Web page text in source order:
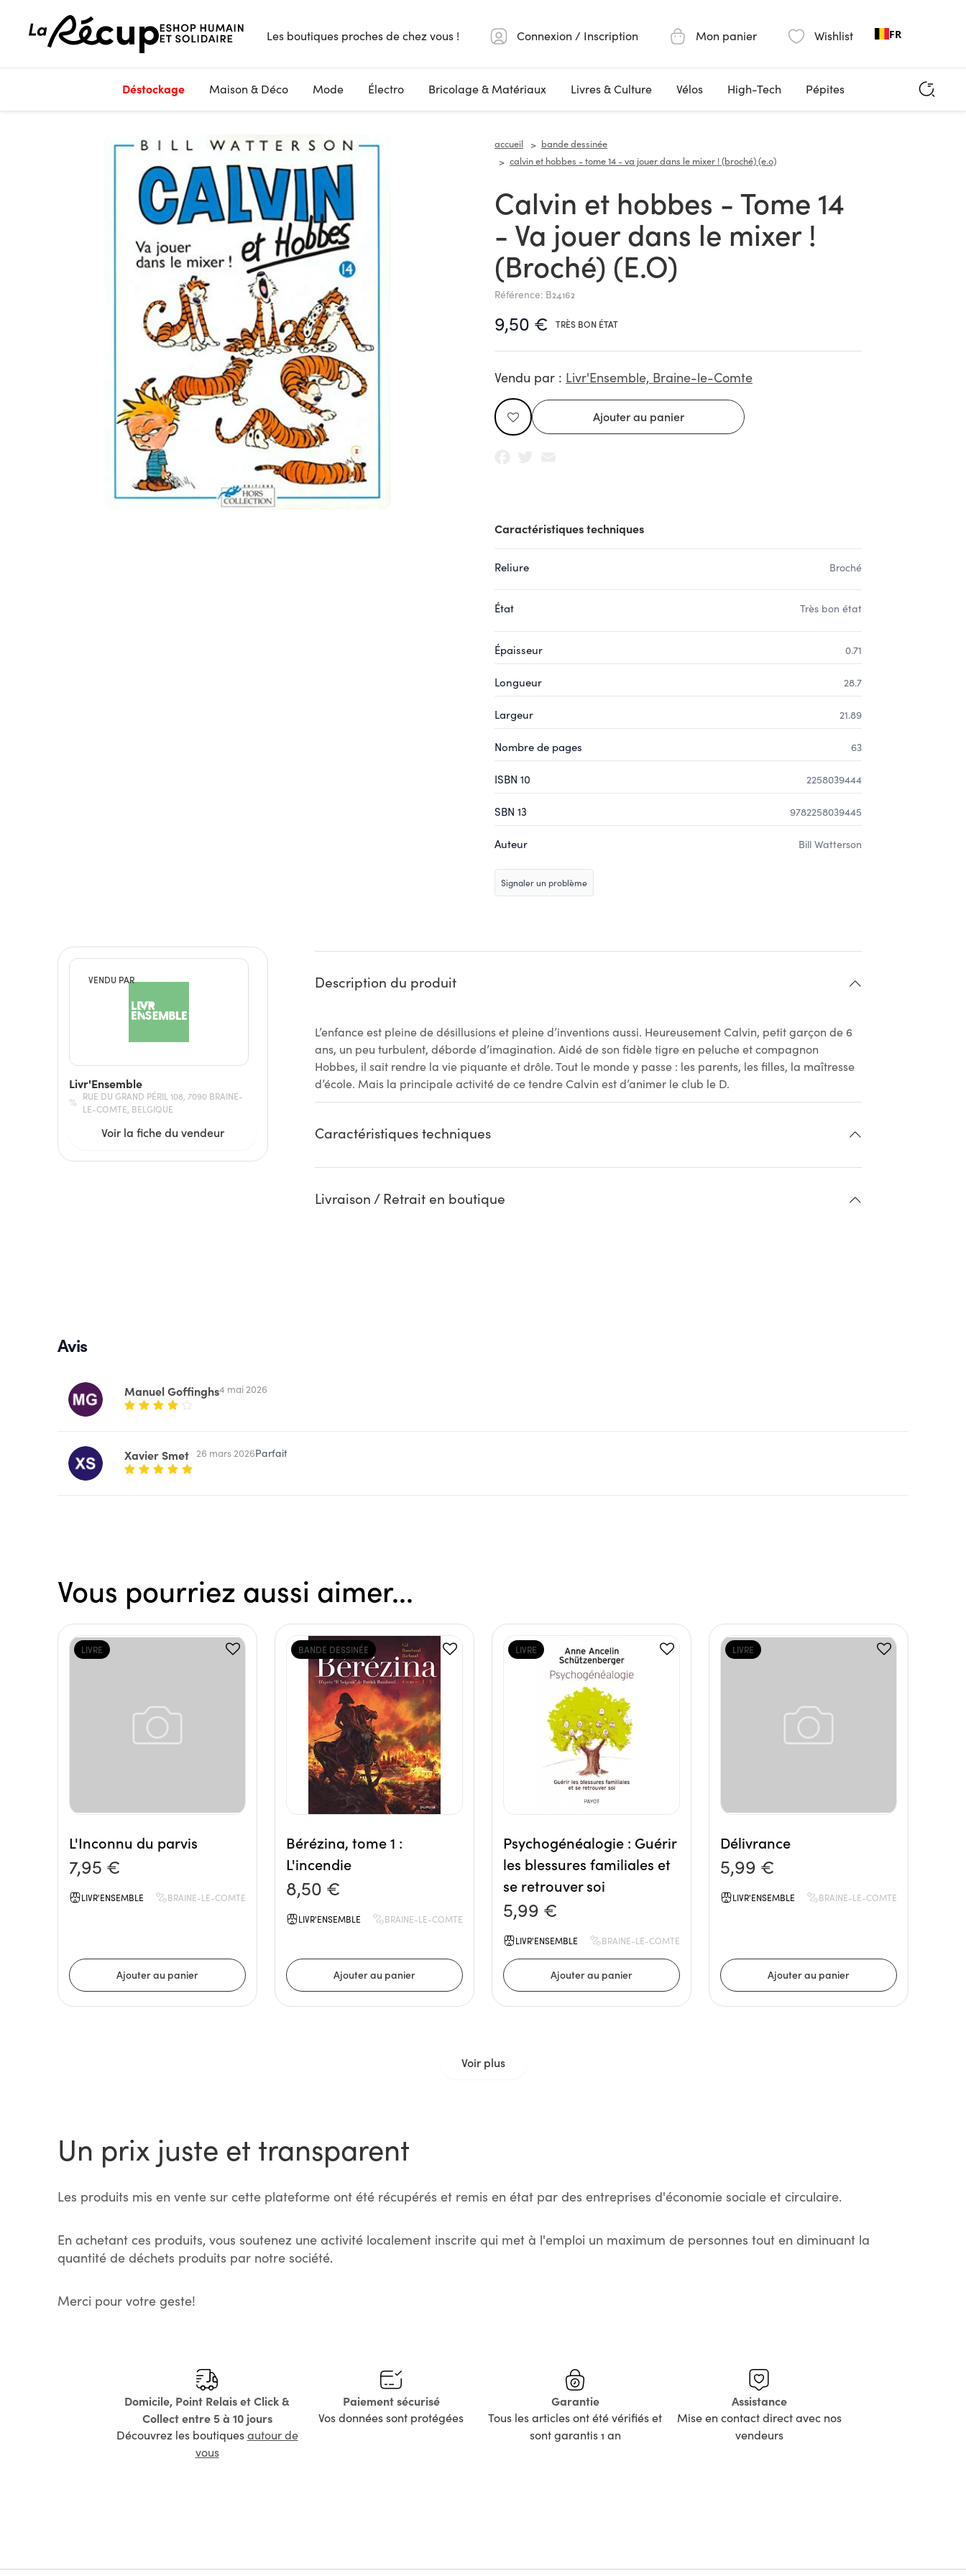
Les boutiques proches de chez vous ! Connexion / Inscription Mon panier Wishlist FR
Déstockage Maison & Déco Mode Électro Bricolage & Matériaux Livres & Culture Vélos High-Tech Pépites
accueil
bande dessinée
calvin et hobbes - tome 14 - va jouer dans le mixer ! (broché) (e.o)
Calvin et hobbes - Tome 14
- Va jouer dans le mixer !
(Broché) (E.O)
Référence: B24162
9,50 € TRÈS BON ÉTAT
Vendu par : Livr'Ensemble, Braine-le-Comte
Caractéristiques techniques
Reliure Broché
État Très bon état
Épaisseur 0.71
Longueur 28.7
Largeur 21.89
Nombre de pages 63
ISBN 10 2258039444
SBN 13 9782258039445
Auteur Bill Watterson
Signaler un problème
VENDU PAR
Livr'Ensemble
RUE DU GRAND PÉRIL 108, 7090 BRAINE-
LE-COMTE, BELGIQUE
Voir la fiche du vendeur
Description du produit
L’enfance est pleine de désillusions et pleine d’inventions aussi. Heureusement Calvin, petit garçon de 6
ans, un peu turbulent, déborde d’imagination. Aidé de son fidèle tigre en peluche et compagnon
Hobbes, il sait rendre la vie piquante et drôle. Tout le monde y passe : les parents, les filles, la maîtresse
d’école. Mais la principale activité de ce tendre Calvin est d’animer le club le D.
Caractéristiques techniques
Livraison / Retrait en boutique
Avis
Manuel Goffinghs4 mai 2026
Xavier Smet 26 mars 2026Parfait
Vous pourriez aussi aimer...
LIVRE
L'Inconnu du parvis
7,95 €
LIVR'ENSEMBLE BRAINE-LE-COMTE
BANDE DESSINÉE
Bérézina, tome 1 :
L'incendie
8,50 €
LIVR'ENSEMBLE BRAINE-LE-COMTE
LIVRE
Psychogénéalogie : Guérir
les blessures familiales et
se retrouver soi
5,99 €
LIVR'ENSEMBLE BRAINE-LE-COMTE
LIVRE
Délivrance
5,99 €
LIVR'ENSEMBLE BRAINE-LE-COMTE
Voir plus
Un prix juste et transparent
Les produits mis en vente sur cette plateforme ont été récupérés et remis en état par des entreprises d'économie sociale et circulaire.
En achetant ces produits, vous soutenez une activité localement inscrite qui met à l'emploi un maximum de personnes tout en diminuant la
quantité de déchets produits par notre société.
Merci pour votre geste!
Domicile, Point Relais et Click &
Collect entre 5 à 10 jours
Découvrez les boutiquesautour de
vous
Paiement sécurisé
Vos données sont protégées
Garantie
Tous les articles ont été vérifiés et
sont garantis 1 an
Assistance
Mise en contact direct avec nos
vendeurs